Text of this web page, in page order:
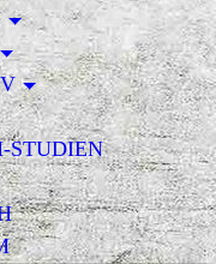
STUDIEN